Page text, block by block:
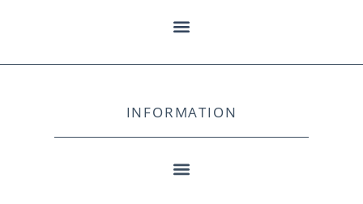
INFORMATION